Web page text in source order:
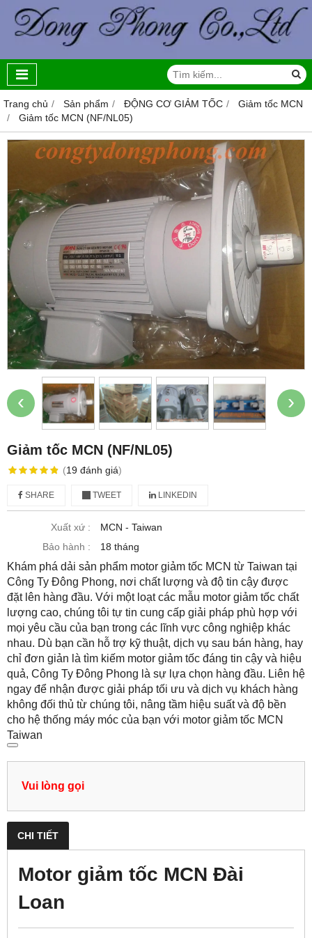
Trang chủ Sản phẩm ĐỘNG CƠ GIẢM TỐC
Giảm tốc MCN
Giảm tốc MCN (NF/NL05)
‹ ›
Giảm tốc MCN (NF/NL05)
(19 đánh giá)
SHARE TWEET LINKEDIN
Xuất xứ :
MCN - Taiwan
Bảo hành :
18 tháng
Khám phá dải sản phẩm motor giảm tốc MCN từ Taiwan tại
Công Ty Đông Phong, nơi chất lượng và độ tin cậy được
đặt lên hàng đầu. Với một loạt các mẫu motor giảm tốc chất
lượng cao, chúng tôi tự tin cung cấp giải pháp phù hợp với
mọi yêu cầu của bạn trong các lĩnh vực công nghiệp khác
nhau. Dù bạn cần hỗ trợ kỹ thuật, dịch vụ sau bán hàng, hay
chỉ đơn giản là tìm kiếm motor giảm tốc đáng tin cậy và hiệu
quả, Công Ty Đông Phong là sự lựa chọn hàng đầu. Liên hệ
ngay để nhận được giải pháp tối ưu và dịch vụ khách hàng
không đối thủ từ chúng tôi, nâng tầm hiệu suất và độ bền
cho hệ thống máy móc của bạn với motor giảm tốc MCN
Taiwan
Vui lòng gọi
CHI TIẾT
Motor giảm tốc MCN Đài
Loan